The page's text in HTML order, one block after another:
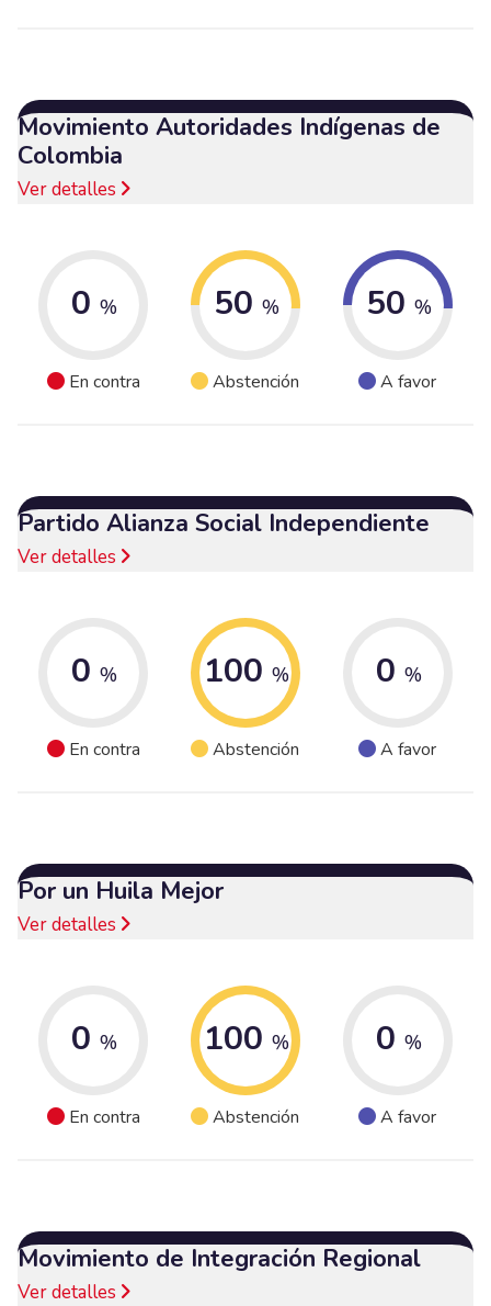
Movimiento Autoridades Indígenas de
Colombia
Ver detalles
0 %
En contra
50 %
Abstención
50 %
A favor
Partido Alianza Social Independiente
Ver detalles
0 %
En contra
100 %
Abstención
0 %
A favor
Por un Huila Mejor
Ver detalles
0 %
En contra
100 %
Abstención
0 %
A favor
Movimiento de Integración Regional
Ver detalles